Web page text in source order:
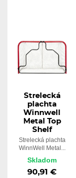
Strelecká
plachta
Winnwell
Metal Top
Shelf
Strelecká plachta
WinnWell Metal...
Skladom
90,91 €